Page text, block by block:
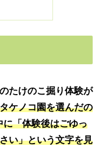
たけのこ掘り体験が
ケノコ園を選んだの
「体験後はごゆっ
い」という文字を見